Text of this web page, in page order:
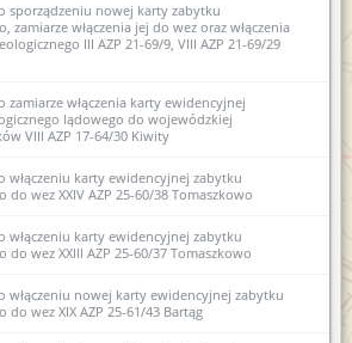
sporządzeniu nowej karty zabytku
zamiarze włączenia jej do wez oraz włączenia
III AZP 21-69/9, VIII AZP 21-69/29
zamiarze włączenia karty ewidencyjnej
lądowego do wojewódzkiej
VIII AZP 17-64/30 Kiwity
włączeniu karty ewidencyjnej zabytku
do wez XXIV AZP 25-60/38 Tomaszkowo
włączeniu karty ewidencyjnej zabytku
do wez XXIII AZP 25-60/37 Tomaszkowo
włączeniu nowej karty ewidencyjnej zabytku
do wez XIX AZP 25-61/43 Bartąg